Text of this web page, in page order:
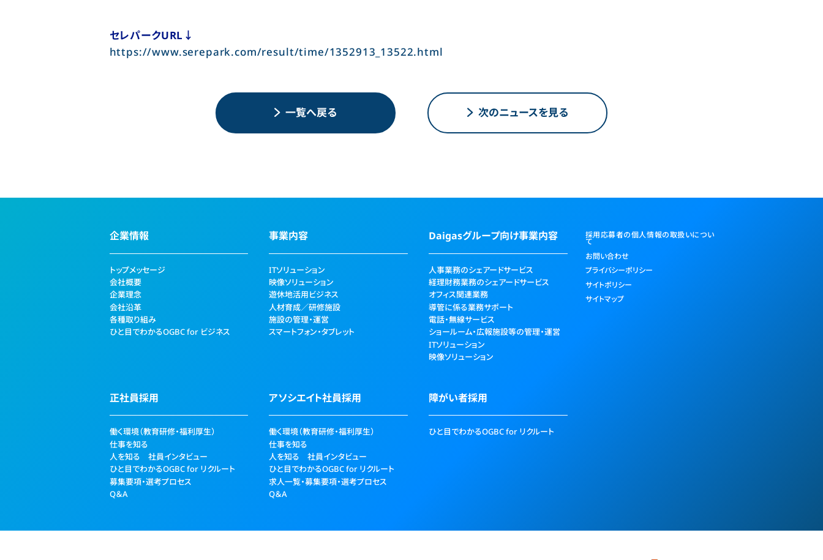
セレパークURL↓
https://www.serepark.com/result/time/1352913_13522.html
一覧へ戻る 次のニュースを見る
企業情報
トップメッセージ
会社概要
企業理念
会社沿革
各種取り組み
ひと目でわかるOGBC for ビジネス
事業内容
ITソリューション
映像ソリューション
遊休地活用ビジネス
人材育成／研修施設
施設の管理・運営
スマートフォン・タブレット
Daigasグループ向け事業内容
人事業務のシェアードサービス
経理財務業務のシェアードサービス
オフィス関連業務
導管に係る業務サポート
電話・無線サービス
ショールーム・広報施設等の管理・運営
ITソリューション
映像ソリューション
正社員採用
働く環境（教育研修・福利厚生）
仕事を知る
人を知る 社員インタビュー
ひと目でわかるOGBC for リクルート
募集要項・選考プロセス
Q＆A
アソシエイト社員採用
働く環境（教育研修・福利厚生）
仕事を知る
人を知る 社員インタビュー
ひと目でわかるOGBC for リクルート
求人一覧・募集要項・選考プロセス
Q＆A
障がい者採用
ひと目でわかるOGBC for リクルート
採用応募者の個人情報の取扱いについ
て
お問い合わせ
プライバシーポリシー
サイトポリシー
サイトマップ